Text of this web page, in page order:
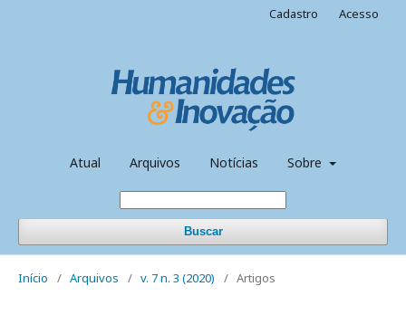
Atual Arquivos Notícias Sobre
Buscar
Cadastro Acesso
Início / Arquivos / v. 7 n. 3 (2020) / Artigos